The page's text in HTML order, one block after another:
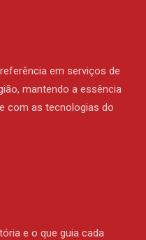
em serviços de
mantendo a essência
com as tecnologias do
e o que guia cada